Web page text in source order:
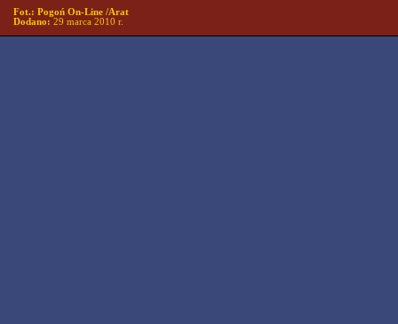
Fot.: Pogoń On-Line /Arat
Dodano: 29 marca 2010 r.